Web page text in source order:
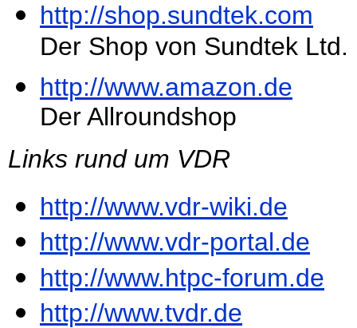
http://shop.sundtek.com
Der Shop von Sundtek Ltd.
http://www.amazon.de
Der Allroundshop
Links rund um VDR
http://www.vdr-wiki.de
http://www.vdr-portal.de
http://www.htpc-forum.de
http://www.tvdr.de